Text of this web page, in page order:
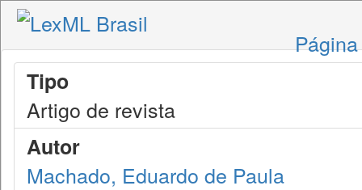
Tipo
Artigo de revista
Autor
Machado, Eduardo de Paula